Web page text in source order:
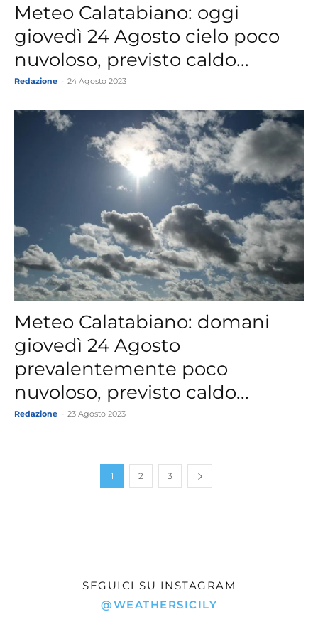
Meteo Calatabiano: oggi
giovedì 24 Agosto cielo poco
nuvoloso, previsto caldo...
Redazione 24 Agosto 2023
Meteo Calatabiano: domani
giovedì 24 Agosto
prevalentemente poco
nuvoloso, previsto caldo...
Redazione 23 Agosto 2023
1 2 3
SEGUICI SU INSTAGRAM
@WEATHERSICILY